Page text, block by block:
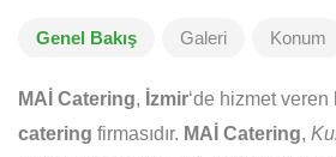
Genel Bakış Galeri Konum
MAİ Catering, İzmir‘de hizmet veren
catering firmasıdır. MAİ Catering,